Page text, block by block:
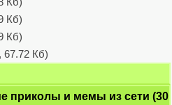
Кб)
Кб)
67.72 Кб)
приколы и мемы из сети (30